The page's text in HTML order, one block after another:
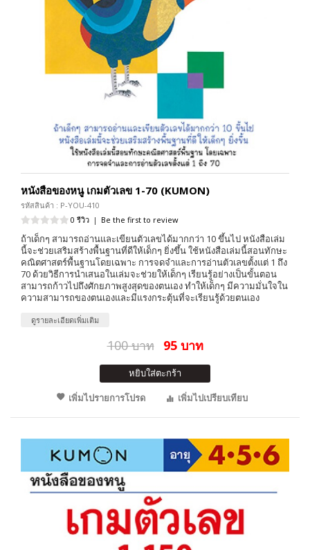
หนังสือของหนู เกมตัวเลข 1-70 (KUMON)
รหัสสินค้า : P-YOU-410
0 รีวิว | Be the first to review
ถ้าเด็กๆ สามารถอ่านและเขียนตัวเลขได้มากกว่า 10 ขึ้นไป หนังสือเล่ม
นี้จะช่วยเสริมสร้างพื้นฐานที่ดีให้เด็กๆ ยิ่งขึ้น ใช้หนังสือเล่มนี้สอนทักษะ
คณิตศาสตร์พื้นฐานโดยเฉพาะ การจดจำและการอ่านตัวเลขตั้งแต่ 1 ถึง
70 ด้วยวิธีการนำเสนอในเล่มจะช่วยให้เด็กๆ เรียนรู้อย่างเป็นขั้นตอน
สามารถก้าวไปถึงศักยภาพสูงสุดของตนเอง ทำให้เด็กๆ มีความมั่นใจใน
ความสามารถของตนเองและมีแรงกระตุ้นที่จะเรียนรู้ด้วยตนเอง
ดูรายละเอียดเพิ่มเติม
100 บาท 95 บาท
หยิบใส่ตะกร้า
เพิ่มไปรายการโปรด
เพิ่มไปเปรียบเทียบ